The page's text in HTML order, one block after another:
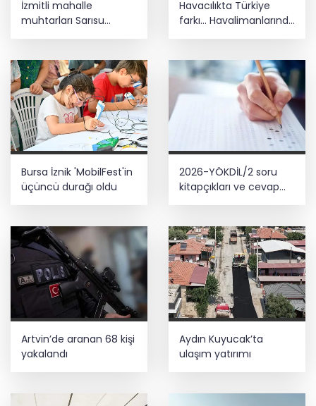
İzmitli mahalle
muhtarları Sarısu
Havacılıkta Türkiye
farkı... Havalimanlarında
Bursa İznik 'MobilFest'in
üçüncü durağı oldu
2026-YÖKDİL/2 soru
kitapçıkları ve cevap
anahtarları yayımlandı
Artvin’de aranan 68 kişi
yakalandı
Aydın Kuyucak’ta
ulaşım yatırımı